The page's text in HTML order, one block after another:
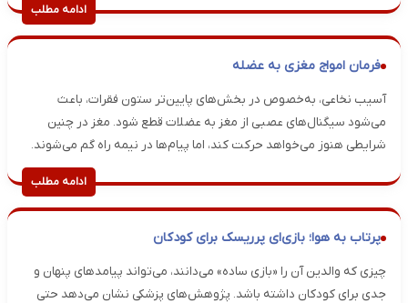
ادامه مطلب
فرمان امواج مغزی به عضله
آسیب نخاعی، به‌خصوص در بخش‌های پایین‌تر ستون فقرات، باعث
می‌شود سیگنال‌های عصبی از مغز به عضلات قطع شود. مغز در چنین
شرایطی هنوز می‌خواهد حرکت کند، اما پیام‌ها در نیمه راه گم می‌شوند.
ادامه مطلب
پرتاب به هوا؛ بازی‌ای پرریسک برای کودکان
چیزی که والدین آن را «بازی ساده» می‌دانند، می‌تواند پیامدهای پنهان و
جدی برای کودکان داشته باشد. پژوهش‌های پزشکی نشان می‌دهد حتی